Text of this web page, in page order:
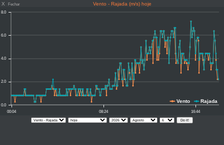
X Fechar Vento - Rajada (m/s) hoje